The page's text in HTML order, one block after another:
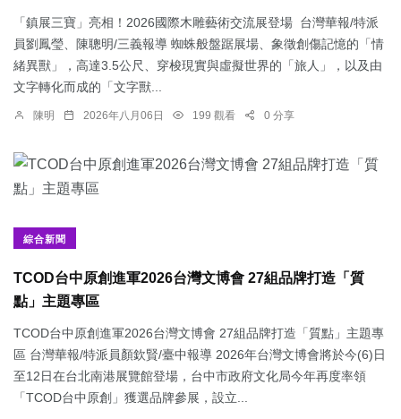
「鎮展三寶」亮相！2026國際木雕藝術交流展登場 台灣華報/特派
員劉鳳瑩、陳聰明/三義報導 蜘蛛般盤踞展場、象徵創傷記憶的「情
緒異獸」，高達3.5公尺、穿梭現實與虛擬世界的「旅人」，以及由
文字轉化而成的「文字獸...
陳明 2026年八月06日 199 觀看 0 分享
綜合新聞
TCOD台中原創進軍2026台灣文博會 27組品牌打造「質
點」主題專區
TCOD台中原創進軍2026台灣文博會 27組品牌打造「質點」主題專
區 台灣華報/特派員顏欽賢/臺中報導 2026年台灣文博會將於今(6)日
至12日在台北南港展覽館登場，台中市政府文化局今年再度率領
「TCOD台中原創」獲選品牌參展，設立...